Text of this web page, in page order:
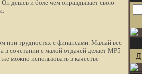
дешев и боле чем оправдывает свою
при трудностях с финансами. Малый вес
в сочетании с малой отдачей делает MP5
можно использовать в качестве